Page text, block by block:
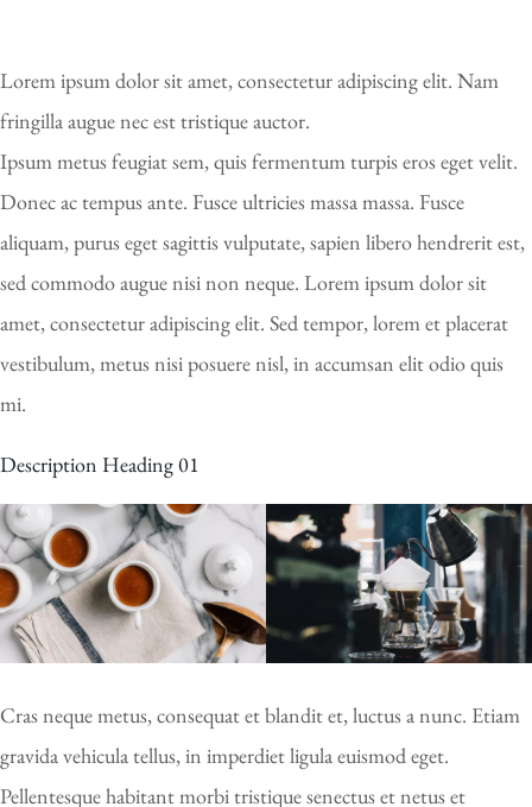
Lorem ipsum dolor sit amet, consectetur adipiscing elit. Nam
fringilla augue nec est tristique auctor.
Ipsum metus feugiat sem, quis fermentum turpis eros eget velit.
Donec ac tempus ante. Fusce ultricies massa massa. Fusce
aliquam, purus eget sagittis vulputate, sapien libero hendrerit est,
sed commodo augue nisi non neque. Lorem ipsum dolor sit
amet, consectetur adipiscing elit. Sed tempor, lorem et placerat
vestibulum, metus nisi posuere nisl, in accumsan elit odio quis
mi.
Description Heading 01
Cras neque metus, consequat et blandit et, luctus a nunc. Etiam
gravida vehicula tellus, in imperdiet ligula euismod eget.
Pellentesque habitant morbi tristique senectus et netus et